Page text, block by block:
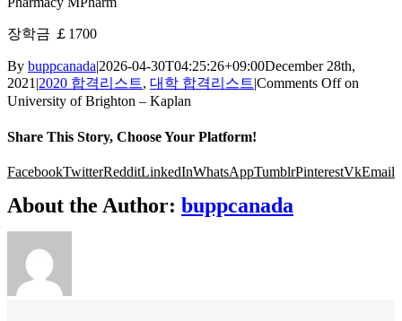
장학금 ￡1700
By buppcanada|2026-04-30T04:25:26+09:00December 28th,
2021|2020 합격리스트, 대학 합격리스트|Comments Offon
University of Brighton – Kaplan
Share This Story, Choose Your Platform!
FacebookTwitterRedditLinkedInWhatsAppTumblrPinterestVkEmail
About the Author: buppcanada